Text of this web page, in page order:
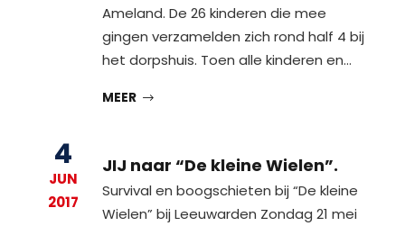
Ameland. De 26 kinderen die mee
gingen verzamelden zich rond half 4 bij
het dorpshuis. Toen alle kinderen en…
MEER
4
JUN
2017
JIJ naar “De kleine Wielen”.
Survival en boogschieten bij “De kleine
Wielen” bij Leeuwarden Zondag 21 mei